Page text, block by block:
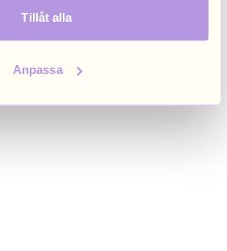
Tillåt alla
Anpassa